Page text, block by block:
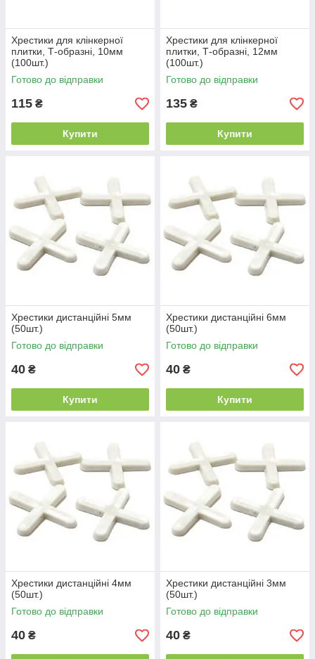
Хрестики для клінкерної
плитки, Т-образні, 10мм
(100шт.)
Готово до відправки
115 ₴
Купити
Хрестики для клінкерної
плитки, Т-образні, 12мм
(100шт.)
Готово до відправки
135 ₴
Купити
Хрестики дистанційні 5мм
(50шт.)
Готово до відправки
40 ₴
Купити
Хрестики дистанційні 6мм
(50шт.)
Готово до відправки
40 ₴
Купити
Хрестики дистанційні 4мм
(50шт.)
Готово до відправки
40 ₴
Хрестики дистанційні 3мм
(50шт.)
Готово до відправки
40 ₴